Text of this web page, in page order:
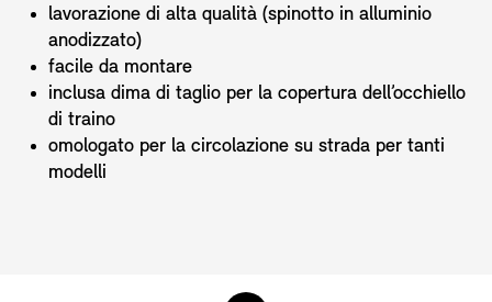
lavorazione di alta qualità (spinotto in alluminio
anodizzato)
facile da montare
inclusa dima di taglio per la copertura dell’occhiello
di traino
omologato per la circolazione su strada per tanti
modelli